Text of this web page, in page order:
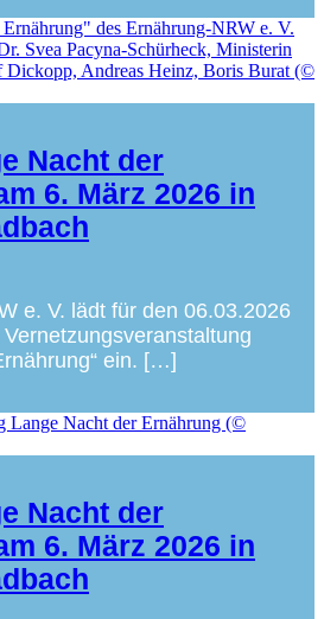
Nacht der
6. März 2026 in
e. V. lädt für den 06.03.2026
ein. […]
Nacht der
6. März 2026 in